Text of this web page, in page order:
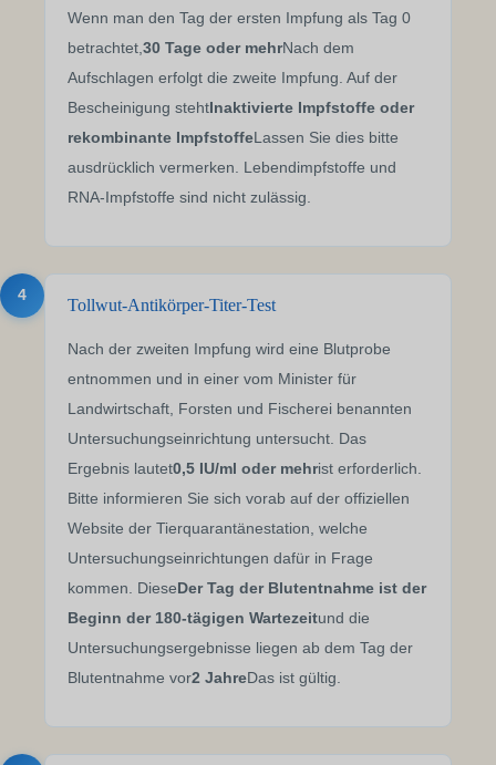
Wenn man den Tag der ersten Impfung als Tag 0
betrachtet, 30 Tage oder mehrNach dem
Aufschlagen erfolgt die zweite Impfung. Auf der
Bescheinigung stehtInaktivierte Impfstoffe oder
rekombinante ImpfstoffeLassen Sie dies bitte
ausdrücklich vermerken. Lebendimpfstoffe und
RNA-Impfstoffe sind nicht zulässig.
4
Tollwut-Antikörper-Titer-Test
Nach der zweiten Impfung wird eine Blutprobe
entnommen und in einer vom Minister für
Landwirtschaft, Forsten und Fischerei benannten
Untersuchungseinrichtung untersucht. Das
Ergebnis lautet0,5 IU/ml oder mehrist erforderlich.
Bitte informieren Sie sich vorab auf der offiziellen
Website der Tierquarantänestation, welche
Untersuchungseinrichtungen dafür in Frage
kommen. DieseDer Tag der Blutentnahme ist der
Beginn der 180-tägigen Wartezeitund die
Untersuchungsergebnisse liegen ab dem Tag der
Blutentnahme vor2 JahreDas ist gültig.